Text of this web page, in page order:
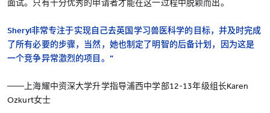
面试。只有十分优秀的申请者才能在这一过程中脱颖而出。
Sheryl非常专注于实现自己去英国学习兽医科学的目标，并及时完成
了所有必要的步骤，当然，她也制定了明智的后备计划，因为这是
一个竞争异常激烈的项目。”
——上海耀中资深大学升学指导浦西中学部12-13年级组长Karen
Ozkurt女士